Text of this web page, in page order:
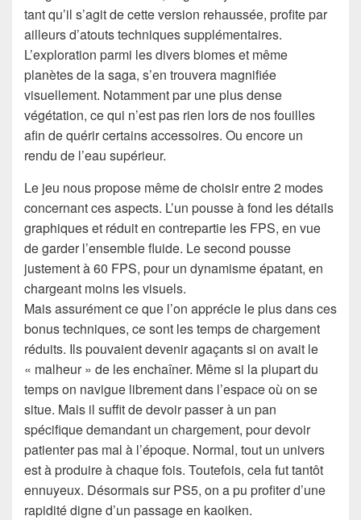
tant qu’il s’agit de cette version rehaussée, profite par
ailleurs d’atouts techniques supplémentaires.
L’exploration parmi les divers biomes et même
planètes de la saga, s’en trouvera magnifiée
visuellement. Notamment par une plus dense
végétation, ce qui n’est pas rien lors de nos fouilles
afin de quérir certains accessoires. Ou encore un
rendu de l’eau supérieur.
Le jeu nous propose même de choisir entre 2 modes
concernant ces aspects. L’un pousse à fond les détails
graphiques et réduit en contrepartie les FPS, en vue
de garder l’ensemble fluide. Le second pousse
justement à 60 FPS, pour un dynamisme épatant, en
chargeant moins les visuels.
Mais assurément ce que l’on apprécie le plus dans ces
bonus techniques, ce sont les temps de chargement
réduits. Ils pouvaient devenir agaçants si on avait le
« malheur » de les enchaîner. Même si la plupart du
temps on navigue librement dans l’espace où on se
situe. Mais il suffit de devoir passer à un pan
spécifique demandant un chargement, pour devoir
patienter pas mal à l’époque. Normal, tout un univers
est à produire à chaque fois. Toutefois, cela fut tantôt
ennuyeux. Désormais sur PS5, on a pu profiter d’une
rapidité digne d’un passage en kaoiken.